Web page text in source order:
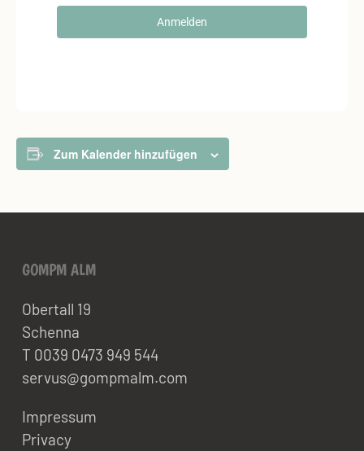
Anmelden
Zum Kalender hinzufügen
GOMPM ALM
Obertall 19
Schenna
T 0039 0473 949 544
servus@gompmalm.com
Impressum
Privacy